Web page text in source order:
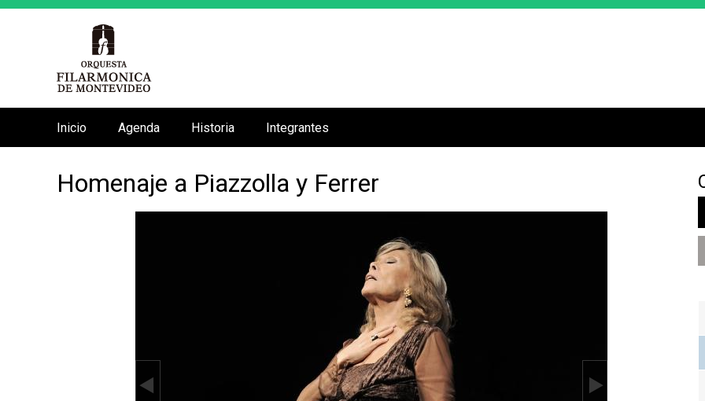
Homenaje a Piazzolla y Ferrer
n
Inicio Agenda Historia Integrantes